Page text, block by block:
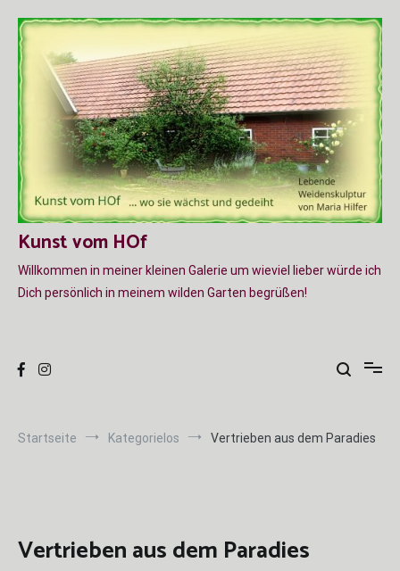
Inhalt
springen
Kunst vom HOf
Willkommen in meiner kleinen Galerie um wieviel lieber würde ich
Dich persönlich in meinem wilden Garten begrüßen!
Startseite Kategorielos Vertrieben aus dem Paradies
Vertrieben aus dem Paradies